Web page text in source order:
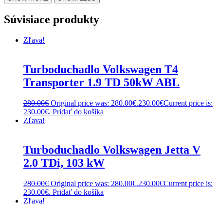
Súvisiace produkty
Zľava!
Turboduchadlo Volkswagen T4
Transporter 1.9 TD 50kW ABL
280.00€ Original price was: 280.00€.230.00€Current price is:
230.00€. Pridať do košíka
Zľava!
Turboduchadlo Volkswagen Jetta V
2.0 TDi, 103 kW
280.00€ Original price was: 280.00€.230.00€Current price is:
230.00€. Pridať do košíka
Zľava!